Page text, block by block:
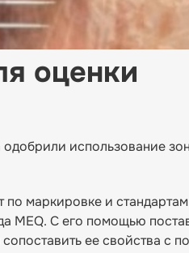
оценки
использование
по маркировке и
MEQ. С его помощью
ее свойства с